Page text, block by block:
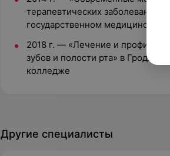
терапевтических заболеваний
государственном медицинском
2018 г. — «Лечение и
зубов и полости рта» в
колледже
Другие специалисты